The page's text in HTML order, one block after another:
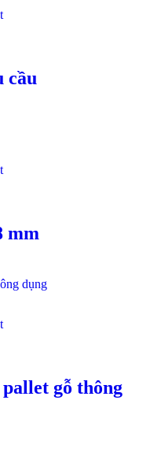
cầu
mm
gỗ thông